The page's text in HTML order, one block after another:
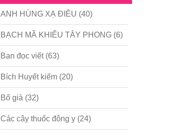
ANH HÙNG XẠ ĐIÊU (40)
BẠCH MÃ KHIẾU TÂY PHONG(6)
Bạn đọc viết(63)
Bích Huyết kiếm(20)
Bố già (32)
Các cây thuốc đông y(24)